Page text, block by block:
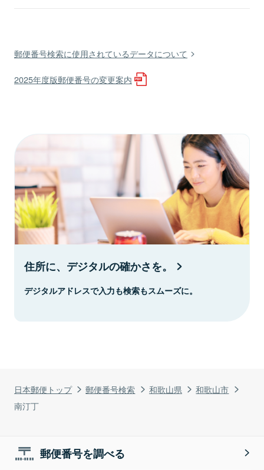
日本郵便トップ 郵便番号検索 和歌山県
和歌山市
南汀丁
郵便番号検索に使用されているデータについて
2025年度版郵便番号の変更案内
住所に、デジタルの確かさを。
デジタルアドレスで入力も検索もスムーズに。
郵便番号を調べる